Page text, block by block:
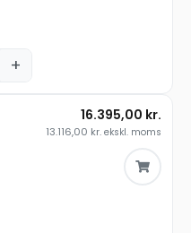
+
16.395,00 kr.
13.116,00 kr. ekskl. moms